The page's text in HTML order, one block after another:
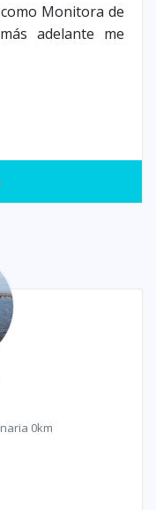
Monitora de
adelante me
0km